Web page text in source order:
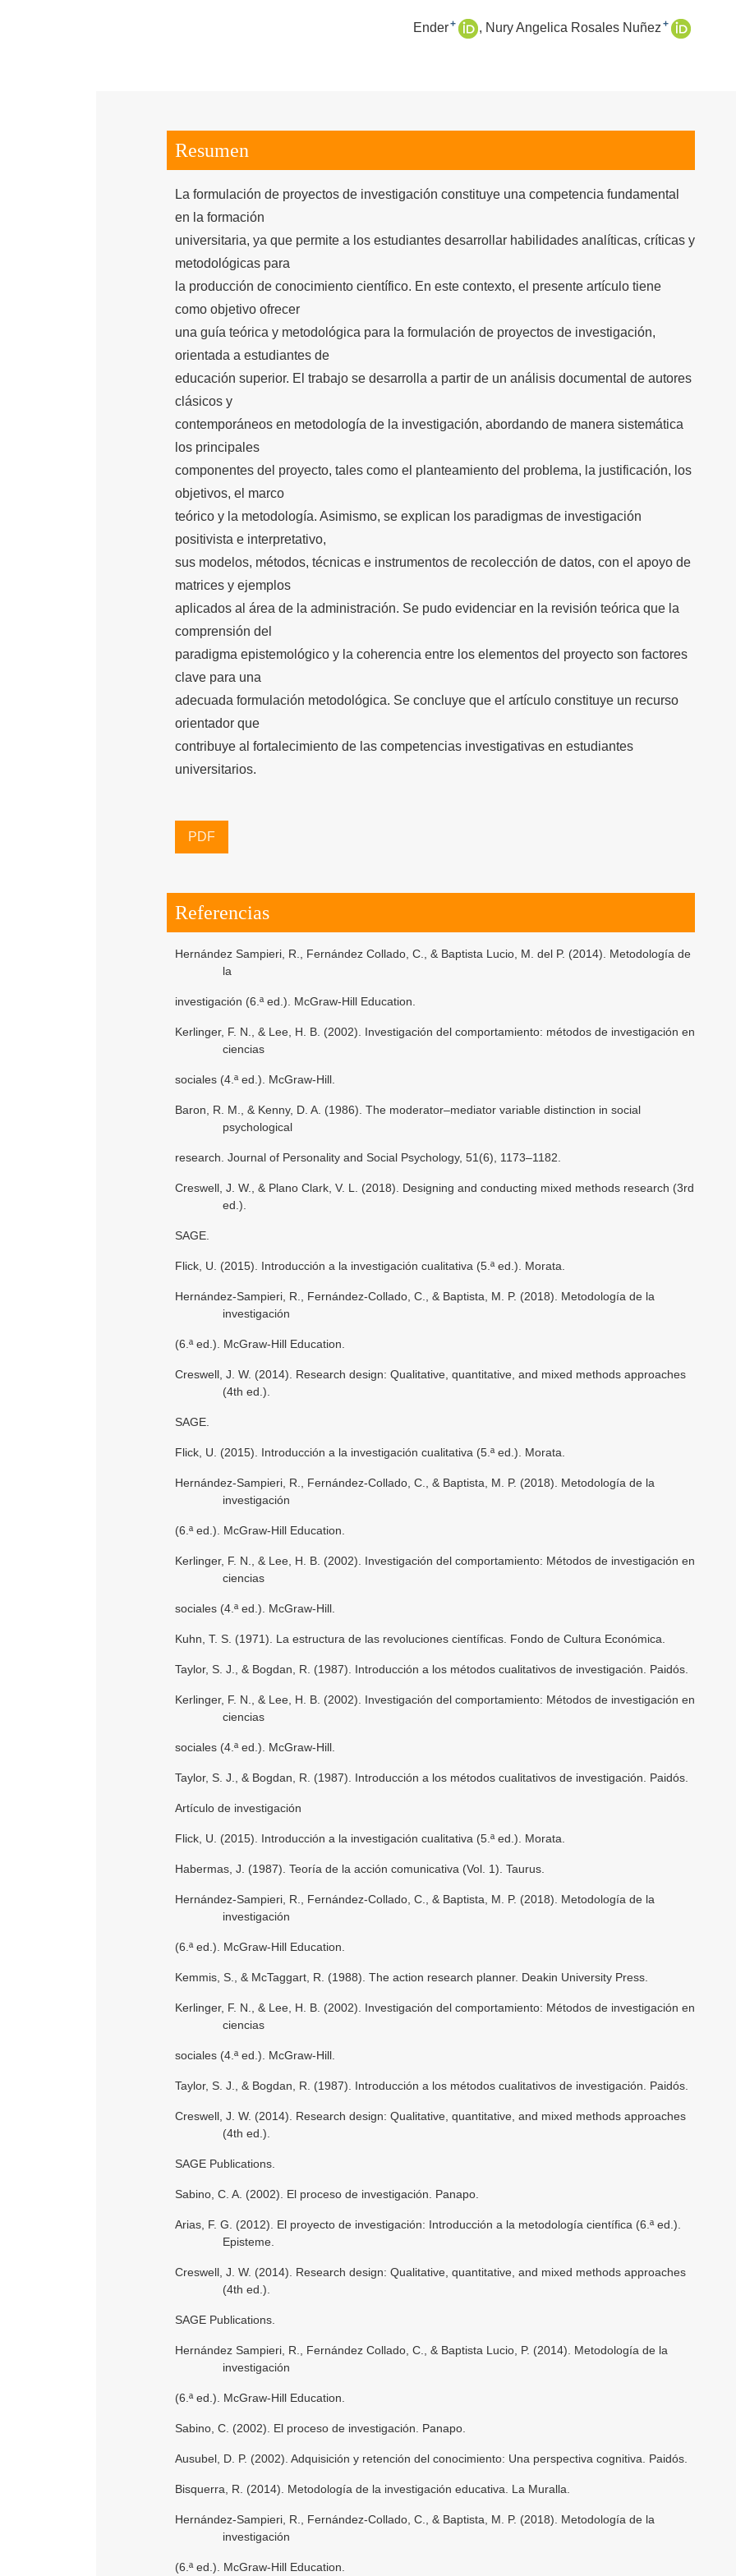
Ender+ Nury Angelica Rosales Nuñez +
Resumen
La formulación de proyectos de investigación constituye una competencia fundamental
en la formación
universitaria, ya que permite a los estudiantes desarrollar habilidades analíticas, críticas y
metodológicas para
la producción de conocimiento científico. En este contexto, el presente artículo tiene
como objetivo ofrecer
una guía teórica y metodológica para la formulación de proyectos de investigación,
orientada a estudiantes de
educación superior. El trabajo se desarrolla a partir de un análisis documental de autores
clásicos y
contemporáneos en metodología de la investigación, abordando de manera sistemática
los principales
componentes del proyecto, tales como el planteamiento del problema, la justificación, los
objetivos, el marco
teórico y la metodología. Asimismo, se explican los paradigmas de investigación
positivista e interpretativo,
sus modelos, métodos, técnicas e instrumentos de recolección de datos, con el apoyo de
matrices y ejemplos
aplicados al área de la administración. Se pudo evidenciar en la revisión teórica que la
comprensión del
paradigma epistemológico y la coherencia entre los elementos del proyecto son factores
clave para una
adecuada formulación metodológica. Se concluye que el artículo constituye un recurso
orientador que
contribuye al fortalecimiento de las competencias investigativas en estudiantes
universitarios.
PDF
Referencias
Hernández Sampieri, R., Fernández Collado, C., & Baptista Lucio, M. del P. (2014). Metodología de
la
investigación (6.ª ed.). McGraw-Hill Education.
Kerlinger, F. N., & Lee, H. B. (2002). Investigación del comportamiento: métodos de investigación en
ciencias
sociales (4.ª ed.). McGraw-Hill.
Baron, R. M., & Kenny, D. A. (1986). The moderator–mediator variable distinction in social
psychological
research. Journal of Personality and Social Psychology, 51(6), 1173–1182.
Creswell, J. W., & Plano Clark, V. L. (2018). Designing and conducting mixed methods research (3rd
ed.).
SAGE.
Flick, U. (2015). Introducción a la investigación cualitativa (5.ª ed.). Morata.
Hernández-Sampieri, R., Fernández-Collado, C., & Baptista, M. P. (2018). Metodología de la
investigación
(6.ª ed.). McGraw-Hill Education.
Creswell, J. W. (2014). Research design: Qualitative, quantitative, and mixed methods approaches
(4th ed.).
SAGE.
Flick, U. (2015). Introducción a la investigación cualitativa (5.ª ed.). Morata.
Hernández-Sampieri, R., Fernández-Collado, C., & Baptista, M. P. (2018). Metodología de la
investigación
(6.ª ed.). McGraw-Hill Education.
Kerlinger, F. N., & Lee, H. B. (2002). Investigación del comportamiento: Métodos de investigación en
ciencias
sociales (4.ª ed.). McGraw-Hill.
Kuhn, T. S. (1971). La estructura de las revoluciones científicas. Fondo de Cultura Económica.
Taylor, S. J., & Bogdan, R. (1987). Introducción a los métodos cualitativos de investigación. Paidós.
Kerlinger, F. N., & Lee, H. B. (2002). Investigación del comportamiento: Métodos de investigación en
ciencias
sociales (4.ª ed.). McGraw-Hill.
Taylor, S. J., & Bogdan, R. (1987). Introducción a los métodos cualitativos de investigación. Paidós.
Artículo de investigación
Flick, U. (2015). Introducción a la investigación cualitativa (5.ª ed.). Morata.
Habermas, J. (1987). Teoría de la acción comunicativa (Vol. 1). Taurus.
Hernández-Sampieri, R., Fernández-Collado, C., & Baptista, M. P. (2018). Metodología de la
investigación
(6.ª ed.). McGraw-Hill Education.
Kemmis, S., & McTaggart, R. (1988). The action research planner. Deakin University Press.
Kerlinger, F. N., & Lee, H. B. (2002). Investigación del comportamiento: Métodos de investigación en
ciencias
sociales (4.ª ed.). McGraw-Hill.
Taylor, S. J., & Bogdan, R. (1987). Introducción a los métodos cualitativos de investigación. Paidós.
Creswell, J. W. (2014). Research design: Qualitative, quantitative, and mixed methods approaches
(4th ed.).
SAGE Publications.
Sabino, C. A. (2002). El proceso de investigación. Panapo.
Arias, F. G. (2012). El proyecto de investigación: Introducción a la metodología científica (6.ª ed.).
Episteme.
Creswell, J. W. (2014). Research design: Qualitative, quantitative, and mixed methods approaches
(4th ed.).
SAGE Publications.
Hernández Sampieri, R., Fernández Collado, C., & Baptista Lucio, P. (2014). Metodología de la
investigación
(6.ª ed.). McGraw-Hill Education.
Sabino, C. (2002). El proceso de investigación. Panapo.
Ausubel, D. P. (2002). Adquisición y retención del conocimiento: Una perspectiva cognitiva. Paidós.
Bisquerra, R. (2014). Metodología de la investigación educativa. La Muralla.
Hernández-Sampieri, R., Fernández-Collado, C., & Baptista, M. P. (2018). Metodología de la
investigación
(6.ª ed.). McGraw-Hill Education.